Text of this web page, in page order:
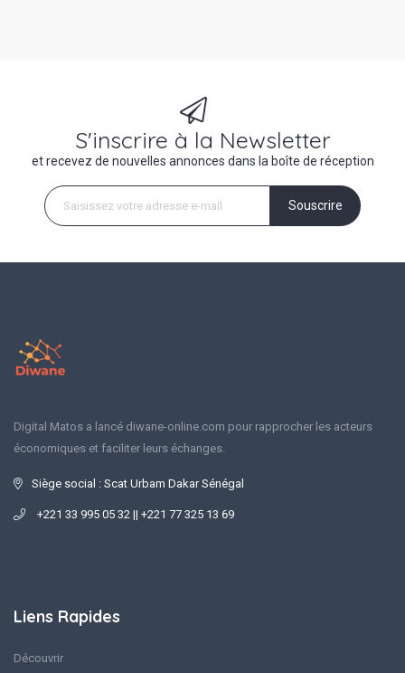
S'inscrire à la Newsletter
et recevez de nouvelles annonces dans la boîte de réception
Souscrire
Digital Matos a lancé diwane-online.com pour rapprocher les acteurs
économiques et faciliter leurs échanges.
Siège social : Scat Urbam Dakar Sénégal
+221 33 995 05 32 || +221 77 325 13 69
Liens Rapides
Découvrir